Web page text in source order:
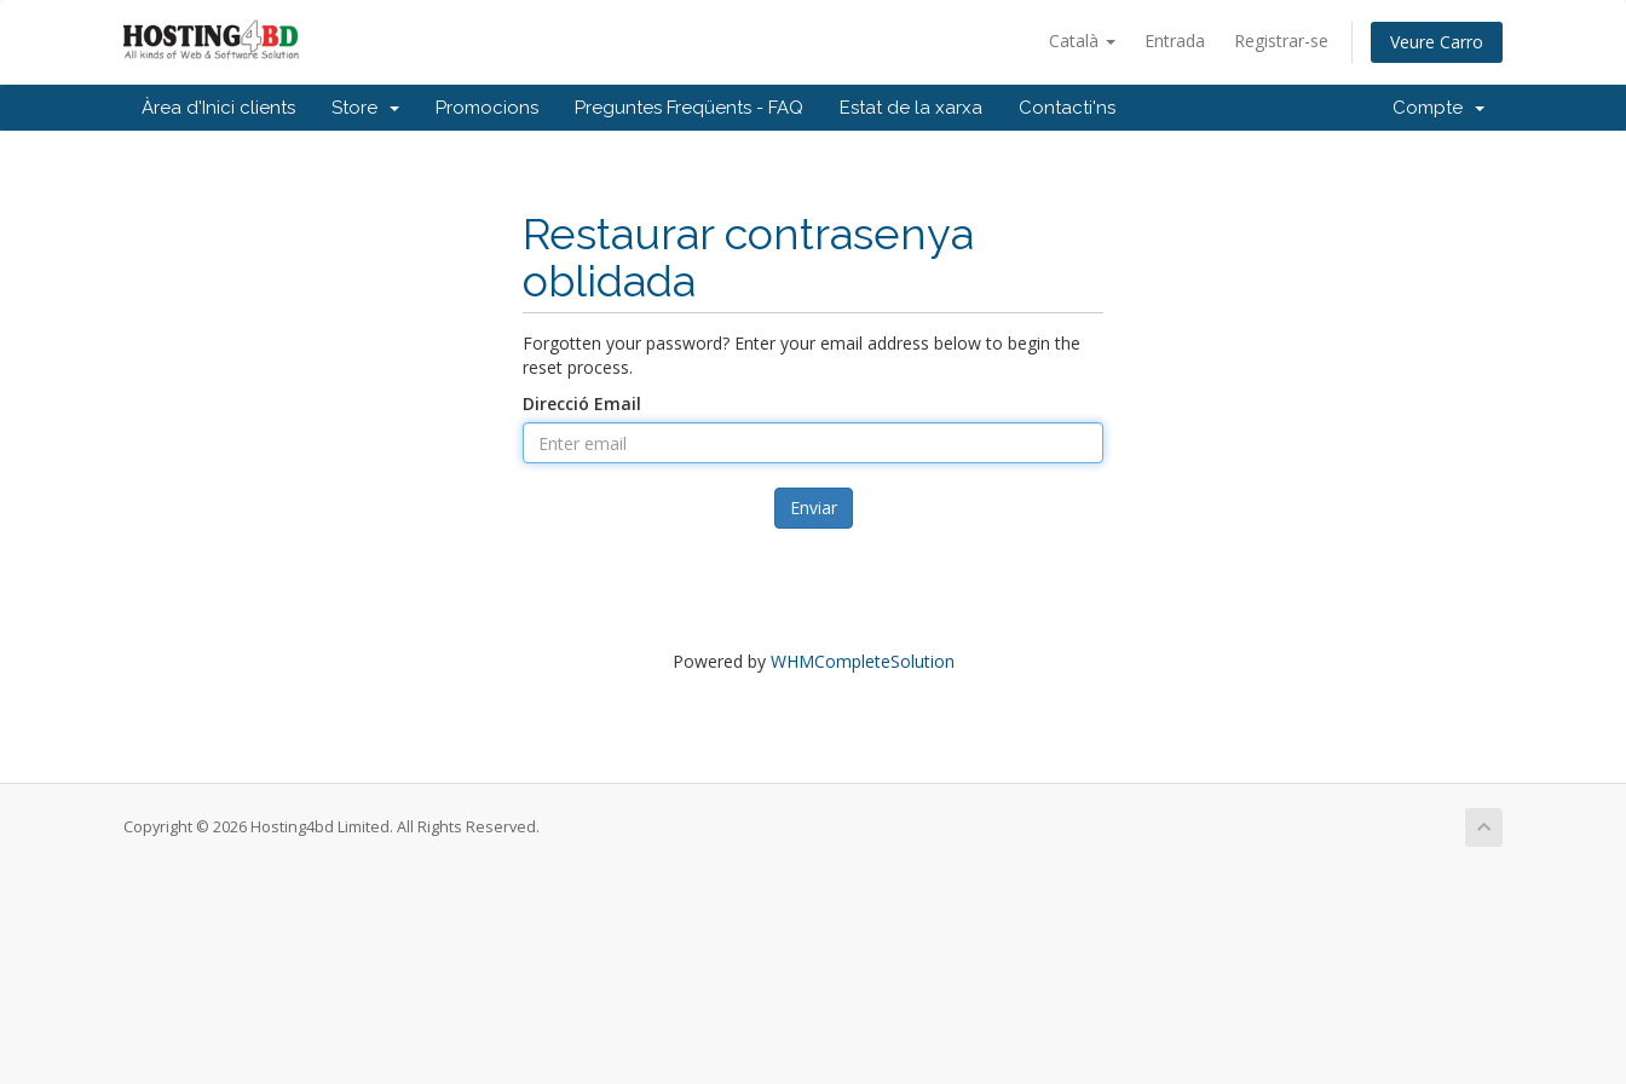
Català Entrada Registrar-se Veure Carro
Àrea d'Inici clients Store Promocions Preguntes Freqüents - FAQ Estat de la xarxa Contacti'ns Compte
Restaurar contrasenya
oblidada
Forgotten your password? Enter your email address below to begin the
reset process.
Direcció Email
Enviar
Powered by WHMCompleteSolution
Copyright © 2026 Hosting4bd Limited. All Rights Reserved.